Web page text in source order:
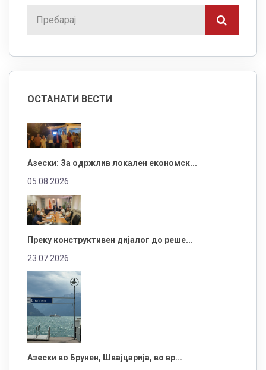
ОСТАНАТИ ВЕСТИ
Азески: За одржлив локален економск...
05.08.2026
Преку конструктивен дијалог до реше...
23.07.2026
Азески во Брунен, Швајцарија, во вр...